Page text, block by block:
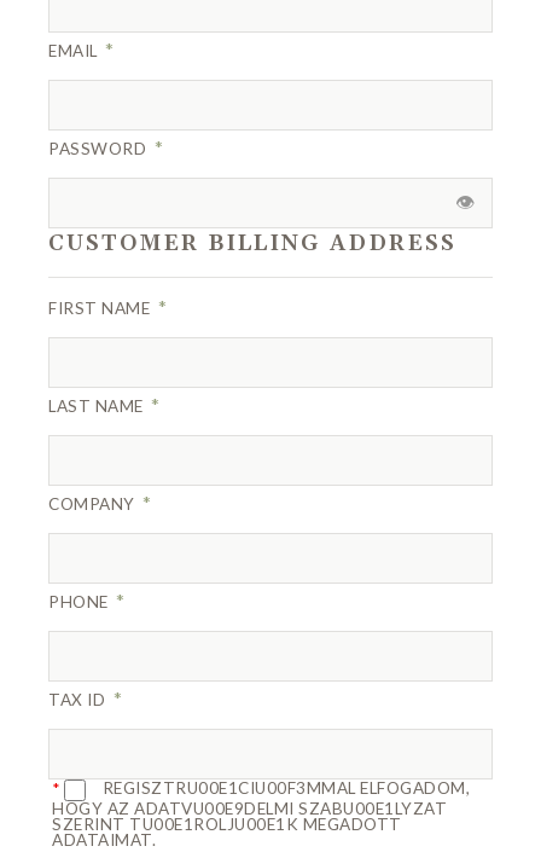
EMAIL *
PASSWORD *
👁️
CUSTOMER BILLING ADDRESS
FIRST NAME *
LAST NAME *
COMPANY *
PHONE *
TAX ID *
REGISZTRU00E1CIU00F3MMAL ELFOGADOM,
HOGY AZ ADATVU00E9DELMI SZABU00E1LYZAT
SZERINT TU00E1ROLJU00E1K MEGADOTT
ADATAIMAT.